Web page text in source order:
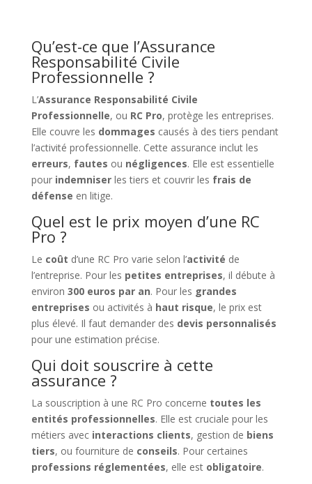
Qu’est-ce que l’Assurance
Responsabilité Civile
Professionnelle ?
L’Assurance Responsabilité Civile
Professionnelle, ou RC Pro, protège les entreprises.
Elle couvre les dommages causés à des tiers pendant
l’activité professionnelle. Cette assurance inclut les
erreurs, fautes ou négligences. Elle est essentielle
pour indemniserles tiers et couvrir les frais de
défense en litige.
Quel est le prix moyen d’une RC
Pro ?
Le coût d’une RC Pro varie selon l’activité de
l’entreprise. Pour les petites entreprises, il débute à
environ 300 euros par an. Pour les grandes
entreprises ou activités à haut risque, le prix est
plus élevé. Il faut demander des devis personnalisés
pour une estimation précise.
Qui doit souscrire à cette
assurance ?
La souscription à une RC Pro concerne toutes les
entités professionnelles. Elle est cruciale pour les
métiers avec interactions clients, gestion de biens
tiers, ou fourniture de conseils. Pour certaines
professions réglementées, elle est obligatoire.